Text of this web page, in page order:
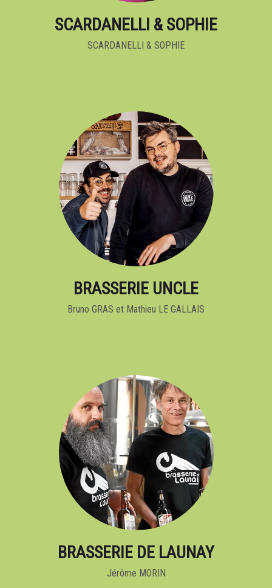
SCARDANELLI & SOPHIE
SCARDANELLI & SOPHIE
BRASSERIE UNCLE
Bruno GRAS et Mathieu LE GALLAIS
BRASSERIE DE LAUNAY
Jérôme MORIN